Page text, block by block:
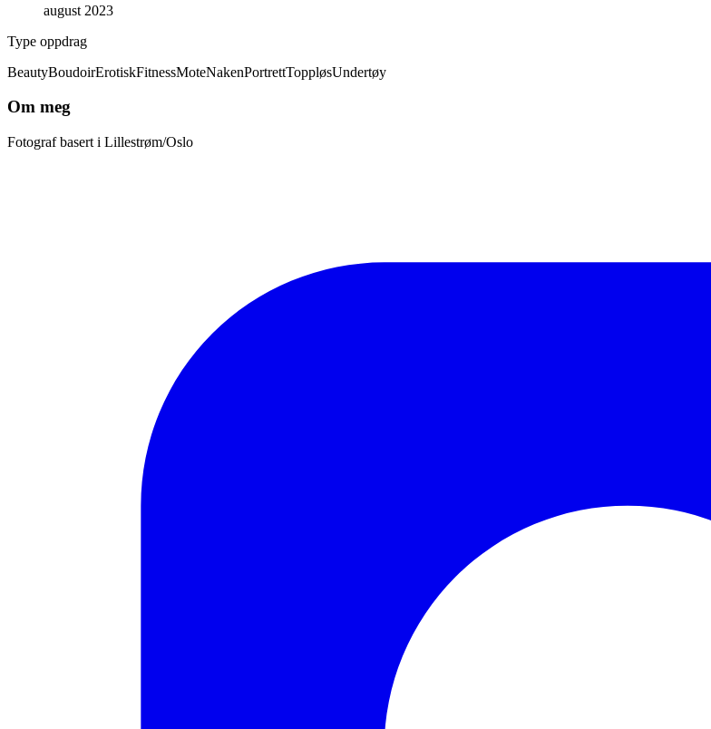
august 2023
Type oppdrag
BeautyBoudoirErotiskFitnessMoteNakenPortrettToppløsUndertøy
Om meg
Fotograf basert i Lillestrøm/Oslo